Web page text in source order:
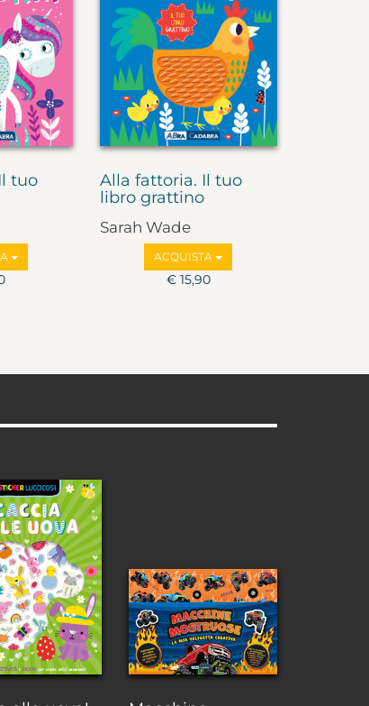
tuo
Alla fattoria. Il tuo
libro grattino
Sarah Wade
ACQUISTA
€ 15,90